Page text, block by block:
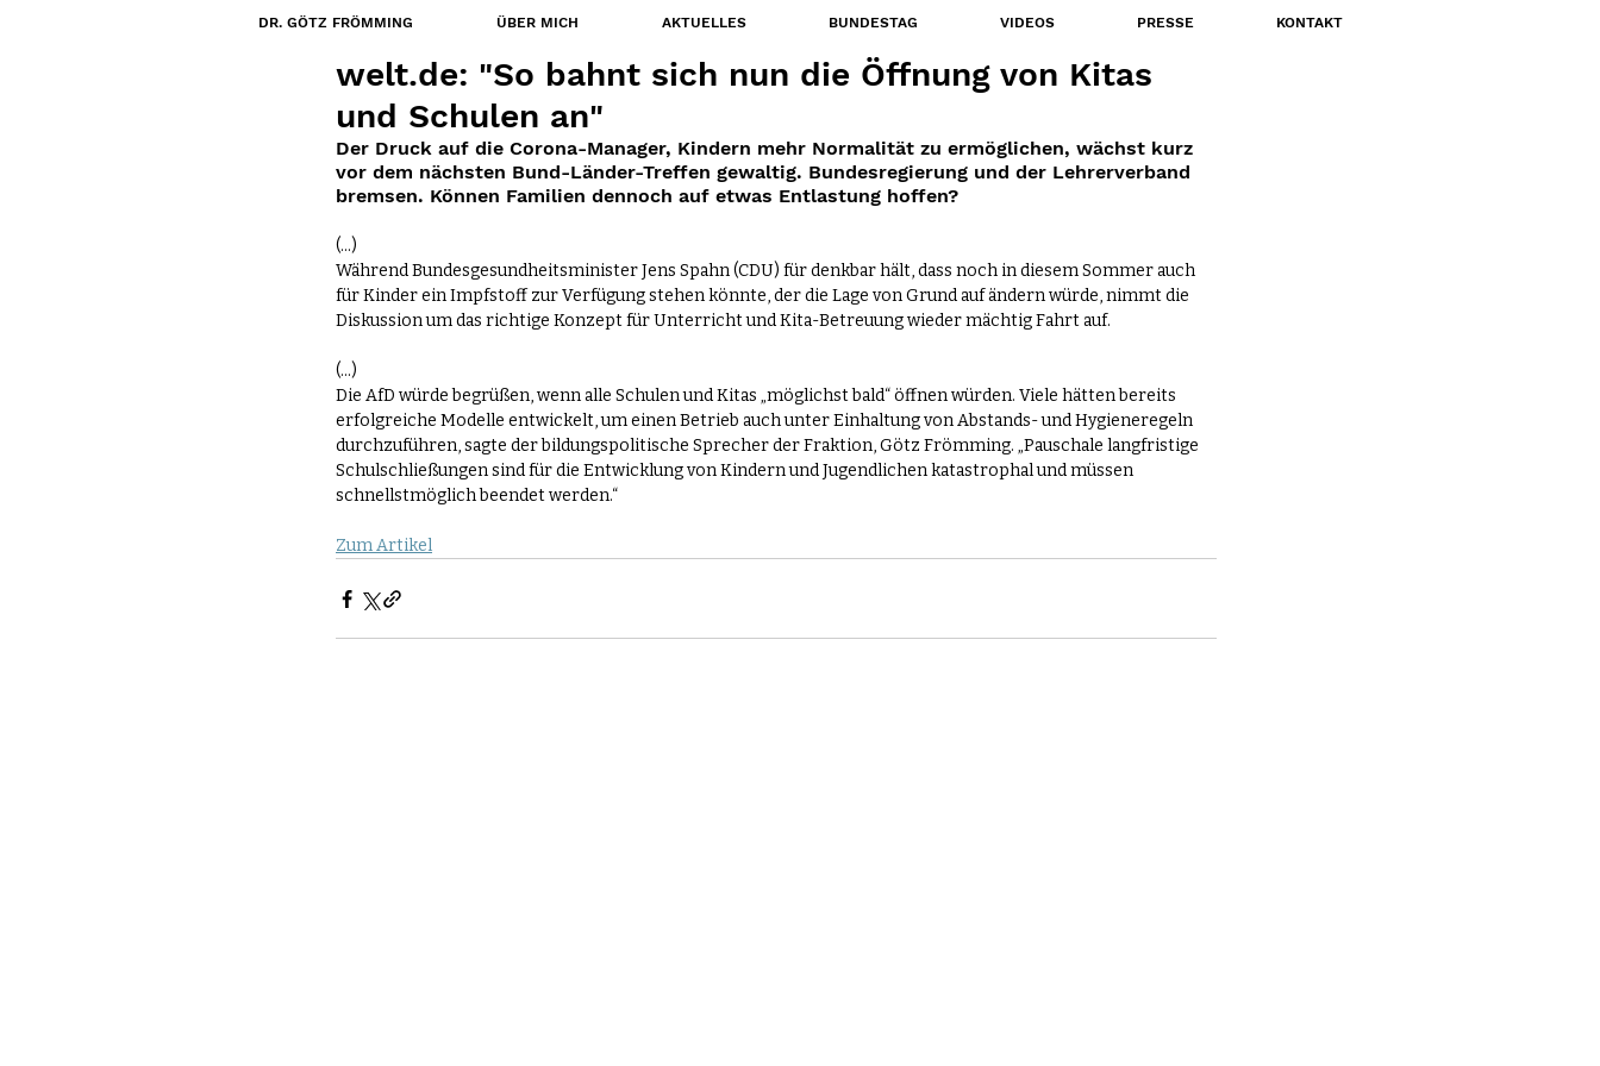
welt.de: "So bahnt sich nun die Öffnung von Kitas
und Schulen an"
Der Druck auf die Corona-Manager, Kindern mehr Normalität zu ermöglichen, wächst kurz
vor dem nächsten Bund-Länder-Treffen gewaltig. Bundesregierung und der Lehrerverband
bremsen. Können Familien dennoch auf etwas Entlastung hoffen?
(...)
Während Bundesgesundheitsminister Jens Spahn (CDU) für denkbar hält, dass noch in diesem Sommer auch
für Kinder ein Impfstoff zur Verfügung stehen könnte, der die Lage von Grund auf ändern würde, nimmt die
Diskussion um das richtige Konzept für Unterricht und Kita-Betreuung wieder mächtig Fahrt auf.
(...)
Die AfD würde begrüßen, wenn alle Schulen und Kitas „möglichst bald“ öffnen würden. Viele hätten bereits
erfolgreiche Modelle entwickelt, um einen Betrieb auch unter Einhaltung von Abstands- und Hygieneregeln
durchzuführen, sagte der bildungspolitische Sprecher der Fraktion, Götz Frömming. „Pauschale langfristige
Schulschließungen sind für die Entwicklung von Kindern und Jugendlichen katastrophal und müssen
schnellstmöglich beendet werden.“
Zum Artikel
DR. GÖTZ FRÖMMING ÜBER MICH AKTUELLES BUNDESTAG VIDEOS PRESSE KONTAKT